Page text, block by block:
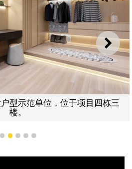
下一
型示范单位，位于项目四栋三
楼。
1 2 3 4 5